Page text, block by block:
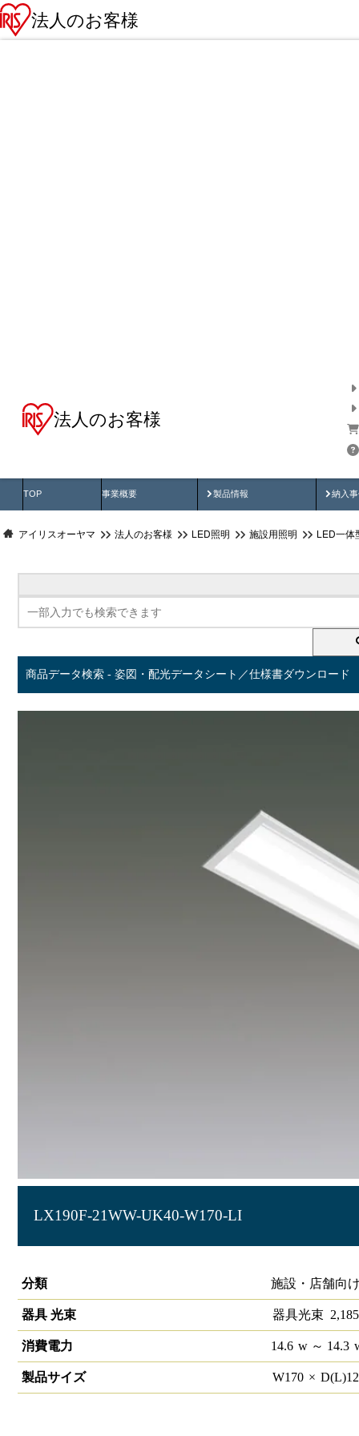
法人のお客様
法人のお客様
TOP 事業概要 製品情報
製品動画 納入
納
アイリスオーヤマ 法人のお客様 LED照明 施設用照明 LED一体
商品データ検索 - 姿図・配光データシート／仕様書ダウンロード
LX190F-21WW-UK40-W170-LI
分類
施設・店舗向
器具 光束 器具光束 2,185
消費電力 14.6 w～ 14.3
製品サイズ W170 × D(L)